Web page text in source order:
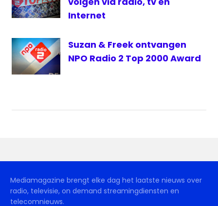
Internet
Suzan & Freek ontvangen
NPO Radio 2 Top 2000 Award
Mediamagazine brengt elke dag het laatste nieuws over
radio, televisie, on demand streamingdiensten en
telecomnieuws.